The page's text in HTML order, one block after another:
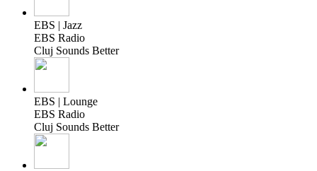
EBS | Jazz
EBS Radio
Cluj Sounds Better
EBS | Lounge
EBS Radio
Cluj Sounds Better